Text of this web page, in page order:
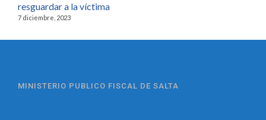
resguardar a la víctima
7 diciembre, 2023
MINISTERIO PUBLICO FISCAL DE SALTA